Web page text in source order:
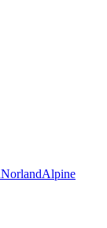
NorlandAlpine